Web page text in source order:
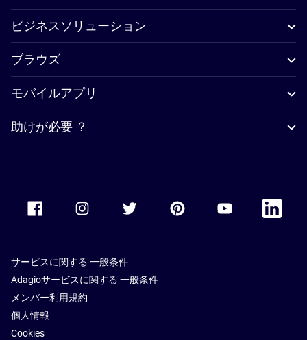
ビジネスソリューション
ブラウズ
モバイルアプリ
助けが必要 ？
Accor Youtube
Accor
サービスに関する 一般条件
Adagioサービスに関する 一般条件
メンバー利用規約
個人情報
Cookies